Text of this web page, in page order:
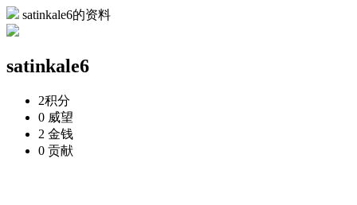
satinkale6的资料
satinkale6
2积分
0 威望
2 金钱
0 贡献